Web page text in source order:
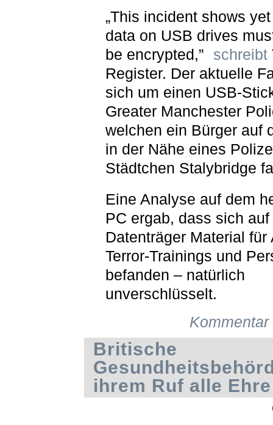
„This incident shows
data on USB drives
be encrypted,”
schreibt
Register. Der aktuelle
sich um einen USB-
Greater Manchester
welchen ein Bürger auf
in der Nähe eines
Städtchen Stalybridge
Eine Analyse auf dem
PC ergab, dass sich auf
Datenträger Material für
Terror-Trainings und
befanden – natürlich
unverschlüsselt.
Britische
ihrem Ruf alle Ehre